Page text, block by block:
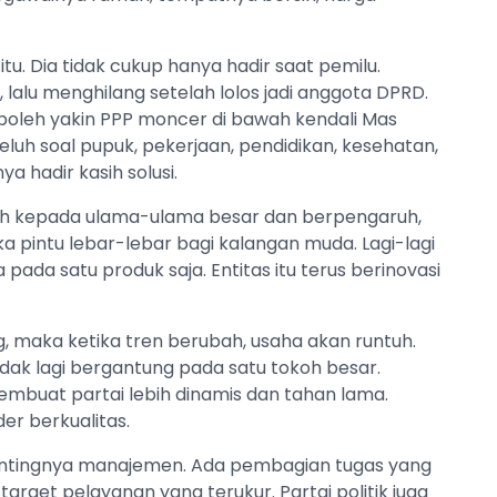
Dia tidak cukup hanya hadir saat pemilu.
menghilang setelah lolos jadi anggota DPRD.
yakin PPP moncer di bawah kendali Mas
soal pupuk, pekerjaan, pendidikan, kesehatan,
hadir kasih solusi.
kepada ulama-ulama besar dan berpengaruh,
pintu lebar-lebar bagi kalangan muda. Lagi-lagi
satu produk saja. Entitas itu terus berinovasi
maka ketika tren berubah, usaha akan runtuh.
lagi bergantung pada satu tokoh besar.
partai lebih dinamis dan tahan lama.
berkualitas.
manajemen. Ada pembagian tugas yang